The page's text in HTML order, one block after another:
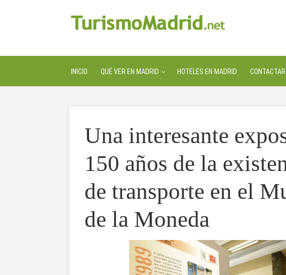
INICIO QUÉ VER EN MADRID HOTELES EN MADRID CONTACTAR
Una interesante
150 años de la
de transporte en el
de la Moneda